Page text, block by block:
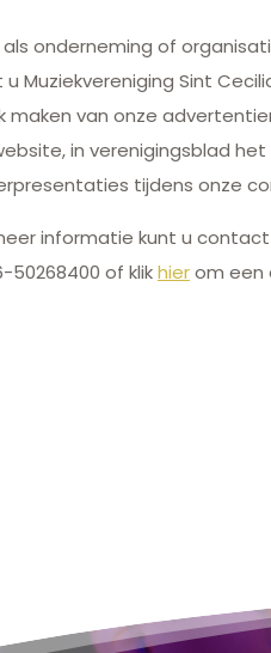
als onderneming of
Muziekvereniging Sint
maken van onze
in verenigingsblad het
tijdens onze
informatie kunt u
50268400 of klikhierom een